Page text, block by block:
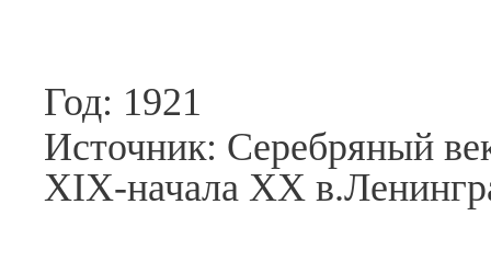
Год: 1921
Источник: Серебряный
XIX-начала XX